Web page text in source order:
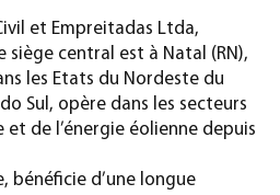
et Empreitadas Ltda,
central est à Natal (RN),
les Etats du Nordeste du
Sul, opère dans les secteurs
de l’énergie éolienne depuis
bénéficie d’une longue